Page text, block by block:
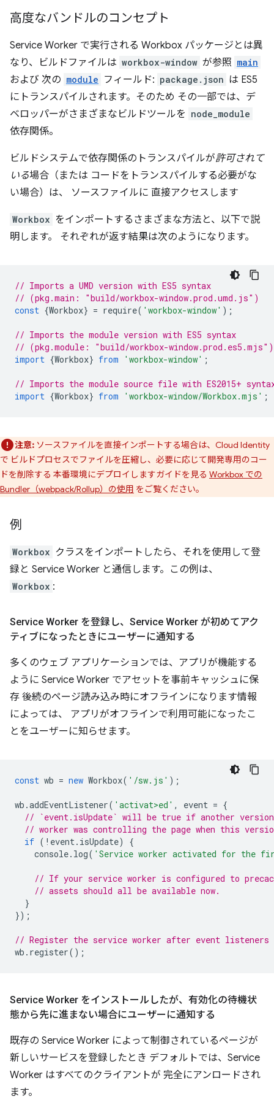
高度なバンドルのコンセプト
Service Worker で実行される Workbox パッケージとは異
なり、ビルドファイルは workbox-window が参照 main
および 次の module フィールド: package.json は ES5
にトランスパイルされます。そのため その一部では、デ
ベロッパーがさまざまなビルドツールを node_module
依存関係。
ビルドシステムで依存関係のトランスパイルが許可されて
いる場合（または コードをトランスパイルする必要がな
い場合）は、 ソースファイルに 直接アクセスします
Workbox をインポートするさまざまな方法と、以下で説
明します。 それぞれが返す結果は次のようになります。
// Imports a UMD version with ES5 syntax
// (pkg.main: "build/workbox-window.prod.umd.js")
const {Workbox} = require( 'workbox-window' );
// Imports the module version with ES5 syntax
// (pkg.module: "build/workbox-window.prod.es5.mjs")
import {Workbox} from 'workbox-window' ;
// Imports the module source file with ES2015+
import {Workbox} from 'workbox-window/Workbox.mjs' ;
注意: ソースファイルを直接インポートする場合は、Cloud Identity
で ビルドプロセスでファイルを圧縮し、必要に応じて開発専用のコー
ドを削除する 本番環境にデプロイしますガイドを見る Workbox での
Bundler（webpack/Rollup）の使用 をご覧ください。
例
Workbox クラスをインポートしたら、それを使用して登
録と Service Worker と通信します。この例は、
Workbox :
Service Worker を登録し、Service Worker が初めてアク
ティブになったときにユーザーに通知する
多くのウェブ アプリケーションでは、アプリが機能する
ように Service Worker でアセットを事前キャッシュに保
存 後続のページ読み込み時にオフラインになります情報
によっては、 アプリがオフラインで利用可能になったこ
とをユーザーに知らせます。
const wb = new Workbox( '/sw.js' );
wb .addEventListener( 'activat>ed' , event = {
// `event.isUpdate` will be true if another
// worker was controlling the page when this
if ( ! event. isUpdate)
{
console. log( 'Service worker activated for the
// If your service worker is configured to
// assets should all be available now.
}
});
// Register the service worker after event listeners
wb . register();
Service Worker をインストールしたが、有効化の待機状
態から先に進まない場合にユーザーに通知する
既存の Service Worker によって制御されているページが
新しいサービスを登録したとき デフォルトでは、Service
Worker はすべてのクライアントが 完全にアンロードされ
ます。